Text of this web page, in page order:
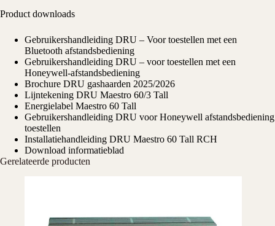
Product downloads
Gebruikershandleiding DRU – Voor toestellen met een
Bluetooth afstandsbediening
Gebruikershandleiding DRU – voor toestellen met een
Honeywell-afstandsbediening
Brochure DRU gashaarden 2025/2026
Lijntekening DRU Maestro 60/3 Tall
Energielabel Maestro 60 Tall
Gebruikershandleiding DRU voor Honeywell afstandsbediening
toestellen
Installatiehandleiding DRU Maestro 60 Tall RCH
Download informatieblad
Gerelateerde producten